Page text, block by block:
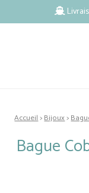
Accueil>Bijoux>
Bague